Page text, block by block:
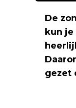
De
kun
gezet